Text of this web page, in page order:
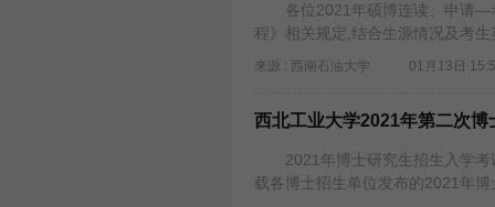
各位2021年硕博连读、申请—
程》相关规定,结合生源情况及考
来源 : 西南石油大学 01月13日
西北工业大学2021年第二次
2021年博士研究生招生入学考
载各博士招生单位发布的2021年